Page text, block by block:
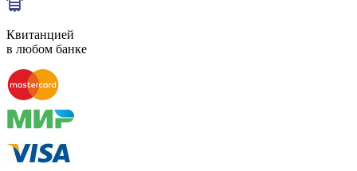
Квитанцией
в любом банке